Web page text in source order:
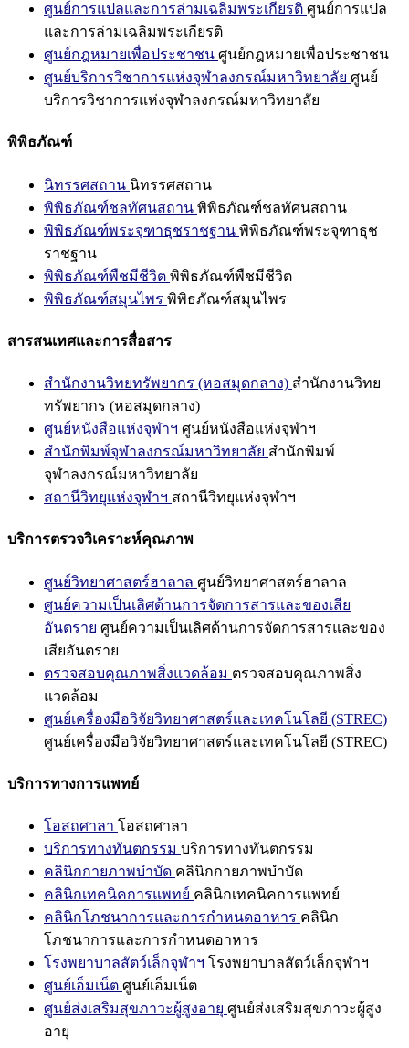
ศูนย์การแปลและการล่ามเฉลิมพระเกียรติ ศูนย์การแปล
และการล่ามเฉลิมพระเกียรติ
ศูนย์กฎหมายเพื่อประชาชน ศูนย์กฎหมายเพื่อประชาชน
ศูนย์บริการวิชาการแห่งจุฬาลงกรณ์มหาวิทยาลัย ศูนย์
บริการวิชาการแห่งจุฬาลงกรณ์มหาวิทยาลัย
พิพิธภัณฑ์
นิทรรศสถาน นิทรรศสถาน
พิพิธภัณฑ์ชลทัศนสถาน พิพิธภัณฑ์ชลทัศนสถาน
พิพิธภัณฑ์พระจุฑาธุชราชฐาน พิพิธภัณฑ์พระจุฑาธุช
ราชฐาน
พิพิธภัณฑ์พืชมีชีวิต พิพิธภัณฑ์พืชมีชีวิต
พิพิธภัณฑ์สมุนไพร พิพิธภัณฑ์สมุนไพร
สารสนเทศและการสื่อสาร
สำนักงานวิทยทรัพยากร (หอสมุดกลาง) สำนักงานวิทย
ทรัพยากร (หอสมุดกลาง)
ศูนย์หนังสือแห่งจุฬาฯ ศูนย์หนังสือแห่งจุฬาฯ
สำนักพิมพ์จุฬาลงกรณ์มหาวิทยาลัย สำนักพิมพ์
จุฬาลงกรณ์มหาวิทยาลัย
สถานีวิทยุแห่งจุฬาฯ สถานีวิทยุแห่งจุฬาฯ
บริการตรวจวิเคราะห์คุณภาพ
ศูนย์วิทยาศาสตร์ฮาลาล ศูนย์วิทยาศาสตร์ฮาลาล
ศูนย์ความเป็นเลิศด้านการจัดการสารและของเสีย
อันตราย ศูนย์ความเป็นเลิศด้านการจัดการสารและของ
เสียอันตราย
ตรวจสอบคุณภาพสิ่งแวดล้อม ตรวจสอบคุณภาพสิ่ง
แวดล้อม
ศูนย์เครื่องมือวิจัยวิทยาศาสตร์และเทคโนโลยี (STREC)
ศูนย์เครื่องมือวิจัยวิทยาศาสตร์และเทคโนโลยี (STREC)
บริการทางการแพทย์
โอสถศาลา โอสถศาลา
บริการทางทันตกรรม บริการทางทันตกรรม
คลินิกกายภาพบำบัด คลินิกกายภาพบำบัด
คลินิกเทคนิคการแพทย์ คลินิกเทคนิคการแพทย์
คลินิกโภชนาการและการกำหนดอาหาร คลินิก
โภชนาการและการกำหนดอาหาร
โรงพยาบาลสัตว์เล็กจุฬาฯ โรงพยาบาลสัตว์เล็กจุฬาฯ
ศูนย์เอ็มเน็ต ศูนย์เอ็มเน็ต
ศูนย์ส่งเสริมสุขภาวะผู้สูงอายุ ศูนย์ส่งเสริมสุขภาวะผู้สูง
อายุ